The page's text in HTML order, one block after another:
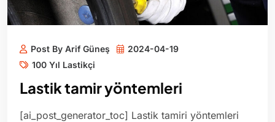
Post By Arif Güneş
2024-04-19
100 Yıl Lastikçi
Lastik tamir yöntemleri
[ai_post_generator_toc] Lastik tamiri yöntemleri